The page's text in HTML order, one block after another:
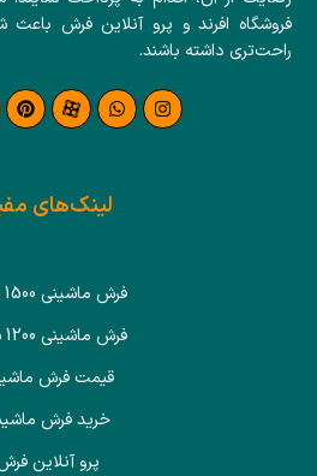
فروشگاه افرند و پرو آنلاین فرش
راحت‌تری داشته باشند.
لینک‌های
فرش ماشینی 1500 شانه
فرش ماشینی 1200 شانه
قیمت فرش
خرید فرش
پرو آنلاین